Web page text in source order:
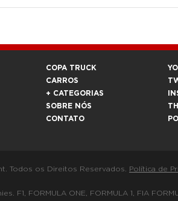
COPA TRUCK
CARROS
+ CATEGORIAS
SOBRE NÓS
CONTATO
Todos os Direitos Reservados. Política de
FORMULA ONE, FORMULA 1, FIA